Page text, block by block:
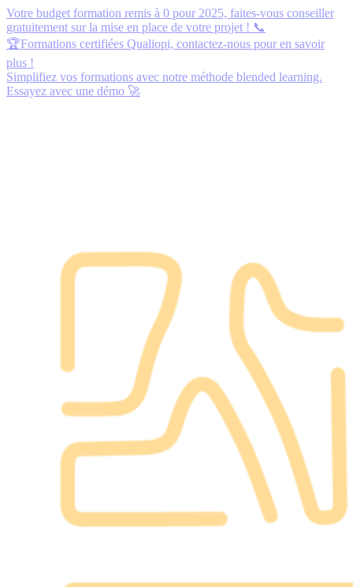
Votre budget formation remis à 0 pour 2025, faites-vous conseiller
gratuitement sur la mise en place de votre projet ! 📞
🏆Formations certifiées Qualiopi, contactez-nous pour en savoir
plus !
Simplifiez vos formations avec notre méthode blended learning.
Essayez avec une démo 🚀